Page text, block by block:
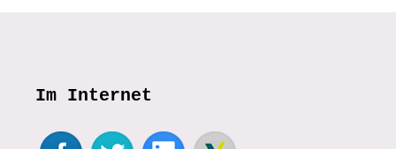
Im Internet